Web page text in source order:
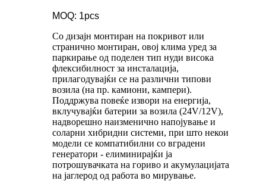
MOQ: 1pcs
Со дизајн монтиран на покривот или
странично монтиран, овој клима уред за
паркирање од поделен тип нуди висока
флексибилност за инсталација,
прилагодувајќи се на различни типови
возила (на пр. камиони, кампери).
Поддржува повеќе извори на енергија,
вклучувајќи батерии за возила (24V/12V),
надворешно наизменично напојување и
соларни хибридни системи, при што некои
модели се компатибилни со вградени
генератори - елиминирајќи ја
потрошувачката на гориво и акумулацијата
на јаглерод од работа во мирување.